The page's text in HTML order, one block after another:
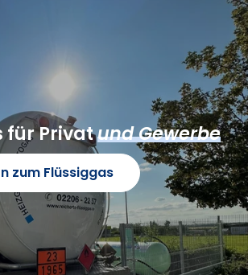
für Privatund Gewerbe
zum Flüssiggas